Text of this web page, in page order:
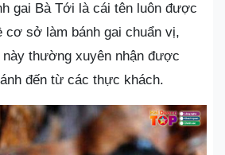
gai Bà Tới là cái tên luôn được
cơ sở làm bánh gai chuẩn vị,
thường xuyên nhận được
đến từ các thực khách.